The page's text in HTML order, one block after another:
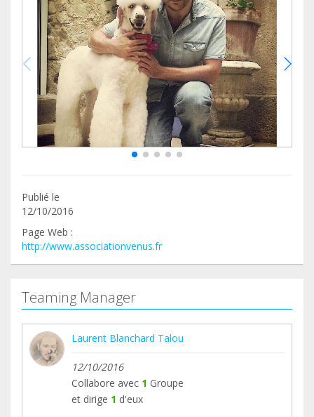
Publié le
12/10/2016
Page Web :
http://www.associationvenus.fr
Teaming Manager
Laurent Blanchard Talou
12/10/2016
Collabore avec 1 Groupe
et dirige 1 d'eux